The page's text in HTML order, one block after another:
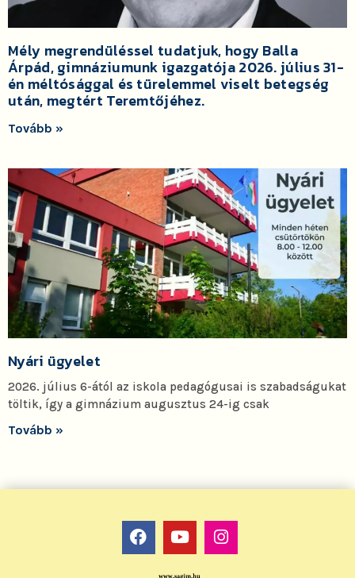
Mély megrendüléssel tudatjuk, hogy Balla
Árpád, gimnáziumunk igazgatója 2026. július 31-
én méltósággal és türelemmel viselt betegség
után, megtért Teremtőjéhez.
Tovább »
Nyári ügyelet
2026. július 6-ától az iskola pedagógusai is szabadságukat
töltik, így a gimnázium augusztus 24-ig csak
Tovább »